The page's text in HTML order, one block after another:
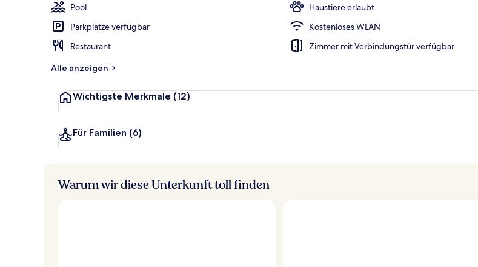
Pool
Haustiere erlaubt
Parkplätze verfügbar
Kostenloses WLAN
Restaurant
Zimmer mit Verbindungstür verfügbar
Alle anzeigen
Wichtigste Merkmale (12)
Für Familien (6)
Warum wir diese Unterkunft toll finden